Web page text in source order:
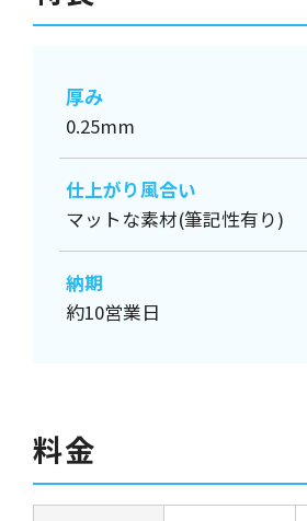
厚み
0.25mm
仕上がり風合い
マットな素材(筆記性有り)
納期
約10営業日
料金